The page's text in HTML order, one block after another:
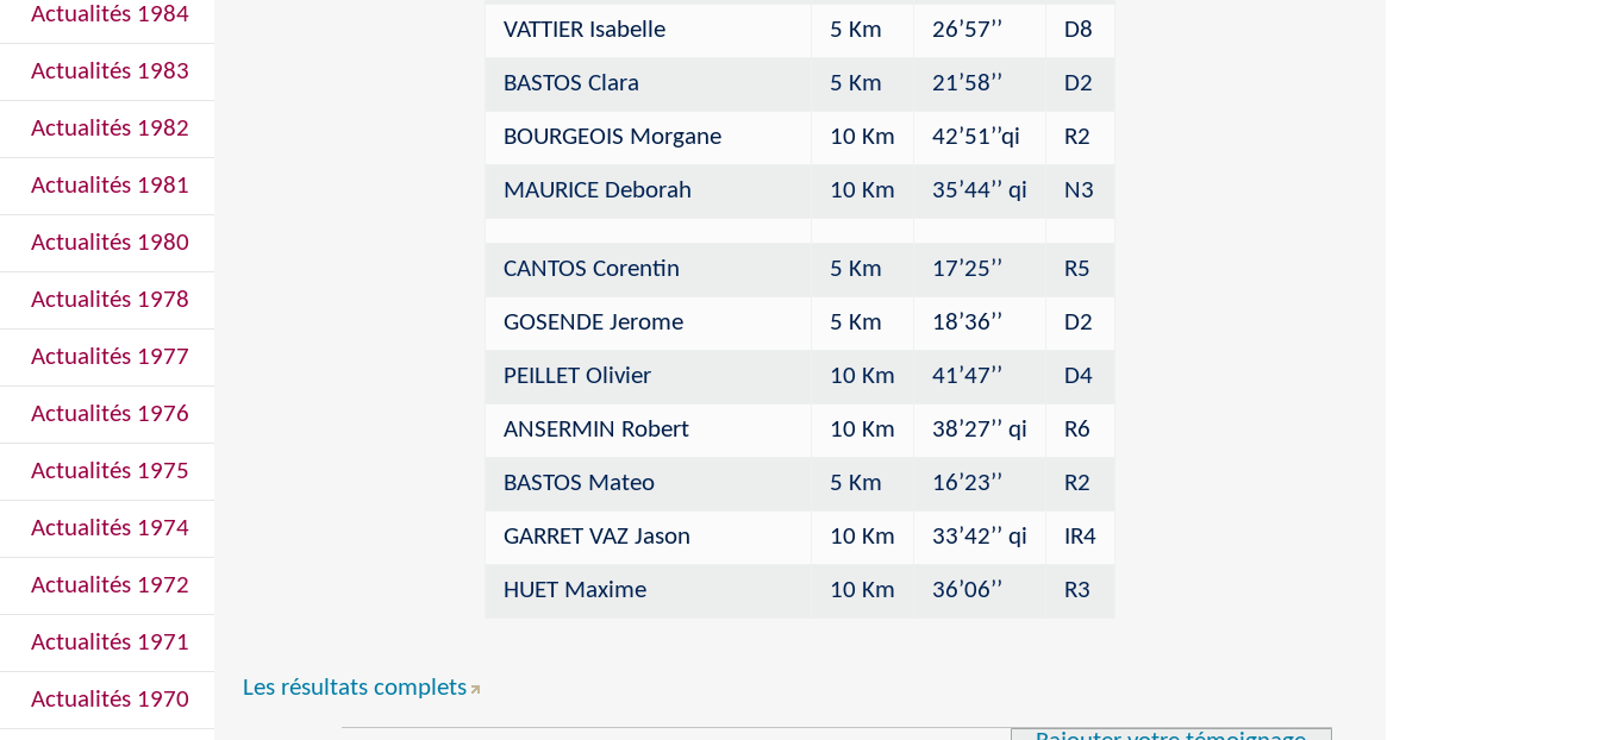
VATTIER Isabelle 5 Km 26’57’’ D8
BASTOS Clara 5 Km 21’58’’ D2
BOURGEOIS Morgane 10 Km 42’51’’qi R2
MAURICE Deborah 10 Km 35’44’’ qi N3
CANTOS Corentin 5 Km 17’25’’ R5
GOSENDE Jerome 5 Km 18’36’’ D2
PEILLET Olivier 10 Km 41’47’’ D4
ANSERMIN Robert 10 Km 38’27’’ qi R6
BASTOS Mateo 5 Km 16’23’’ R2
GARRET VAZ Jason 10 Km 33’42’’ qi IR4
HUET Maxime 10 Km 36’06’’ R3
Les résultats complets
Actualités 1984
Actualités 1983
Actualités 1982
Actualités 1981
Actualités 1980
Actualités 1978
Actualités 1977
Actualités 1976
Actualités 1975
Actualités 1974
Actualités 1972
Actualités 1971
Actualités 1970